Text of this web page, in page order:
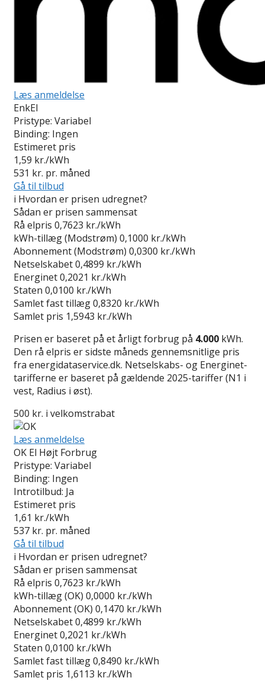
Læs anmeldelse
EnkEl
Pristype: Variabel
Binding: Ingen
Estimeret pris
1,59 kr./kWh
531 kr. pr. måned
Gå til tilbud
i Hvordan er prisen udregnet?
Sådan er prisen sammensat
Rå elpris 0,7623 kr./kWh
kWh-tillæg (Modstrøm) 0,1000 kr./kWh
Abonnement (Modstrøm) 0,0300 kr./kWh
Netselskabet0,4899 kr./kWh
Energinet0,2021 kr./kWh
Staten 0,0100 kr./kWh
Samlet fast tillæg0,8320 kr./kWh
Samlet pris 1,5943 kr./kWh
Prisen er baseret på et årligt forbrug på 4.000 kWh.
Den rå elpris er sidste måneds gennemsnitlige pris
fra energidataservice.dk. Netselskabs- og Energinet-
tarifferne er baseret på gældende 2025-tariffer (N1 i
vest, Radius i øst).
500 kr. i velkomstrabat
Læs anmeldelse
OK El Højt Forbrug
Pristype: Variabel
Binding: Ingen
Introtilbud: Ja
Estimeret pris
1,61 kr./kWh
537 kr. pr. måned
Gå til tilbud
i Hvordan er prisen udregnet?
Sådan er prisen sammensat
Rå elpris 0,7623 kr./kWh
kWh-tillæg (OK) 0,0000 kr./kWh
Abonnement (OK) 0,1470 kr./kWh
Netselskabet0,4899 kr./kWh
Energinet0,2021 kr./kWh
Staten 0,0100 kr./kWh
Samlet fast tillæg0,8490 kr./kWh
Samlet pris 1,6113 kr./kWh